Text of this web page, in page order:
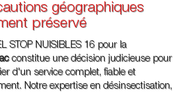
géographiques
préservé
STOP NUISIBLES 16 pour la
constitue une décision judicieuse pour
d'un service complet, fiable et
Notre expertise en désinsectisation,